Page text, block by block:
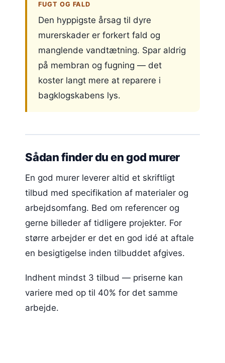
FUGT OG FALD
Den hyppigste årsag til dyre
murerskader er forkert fald og
manglende vandtætning. Spar aldrig
på membran og fugning — det
koster langt mere at reparere i
bagklogskabens lys.
Sådan finder du en god murer
En god murer leverer altid et skriftligt
tilbud med specifikation af materialer og
arbejdsomfang. Bed om referencer og
gerne billeder af tidligere projekter. For
større arbejder er det en god idé at aftale
en besigtigelse inden tilbuddet afgives.
Indhent mindst 3 tilbud — priserne kan
variere med op til 40% for det samme
arbejde.